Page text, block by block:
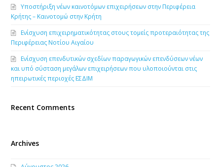
Υποστήριξη νέων καινοτόμων επιχειρήσεων στην Περιφέρεια
Κρήτης – Καινοτομώ στην Κρήτη
Ενίσχυση επιχειρηματικότητας στους τομείς προτεραιότητας της
Περιφέρειας Νοτίου Αιγαίου
Ενίσχυση επενδυτικών σχεδίων παραγωγικών επενδύσεων νέων
και υπό σύσταση μεγάλων επιχειρήσεων που υλοποιούνται στις
ηπειρωτικές περιοχές ΕΣΔΙΜ
Recent Comments
Archives